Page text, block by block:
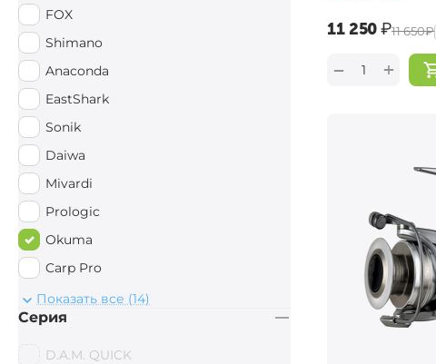
‍11 250‍₽‍11 650‍₽
+
−
FOX
Shimano
Anaconda
EastShark
Sonik
Daiwa
Mivardi
Prologic
Okuma
Carp Pro
D.A.M.
Map
Leeda
Показать все (14)
Серия
D.A.M. QUICK